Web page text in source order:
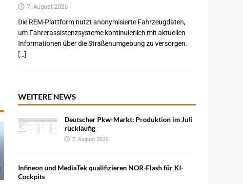
7. August 2026
Die REM-Plattform nutzt anonymisierte Fahrzeugdaten,
um Fahrerassistenzsysteme kontinuierlich mit aktuellen
Informationen über die Straßenumgebung zu versorgen.
[…]
WEITERE NEWS
Deutscher Pkw-Markt: Produktion im Juli
rückläufig
7. August 2026
Infineon und MediaTek qualifizieren NOR-Flash für KI-
Cockpits